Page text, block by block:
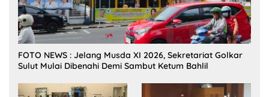
FOTO NEWS : Jelang Musda XI 2026, Sekretariat Golkar
Sulut Mulai Dibenahi Demi Sambut Ketum Bahlil